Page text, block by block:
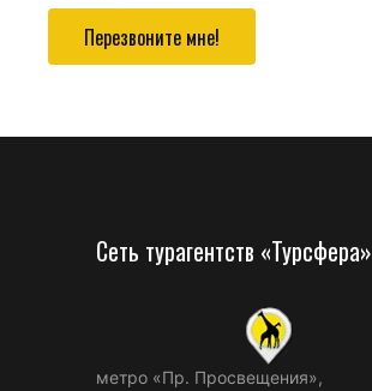
Перезвоните мне!
Сеть турагентств «Турсфера»
метро «Пр. Просвещения»,